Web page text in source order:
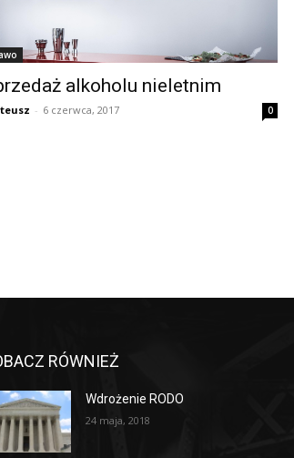
alkoholu nieletnim
- 6 czerwca, 2017 0
RÓWNIEŻ
Wdrożenie RODO
24 maja, 2018